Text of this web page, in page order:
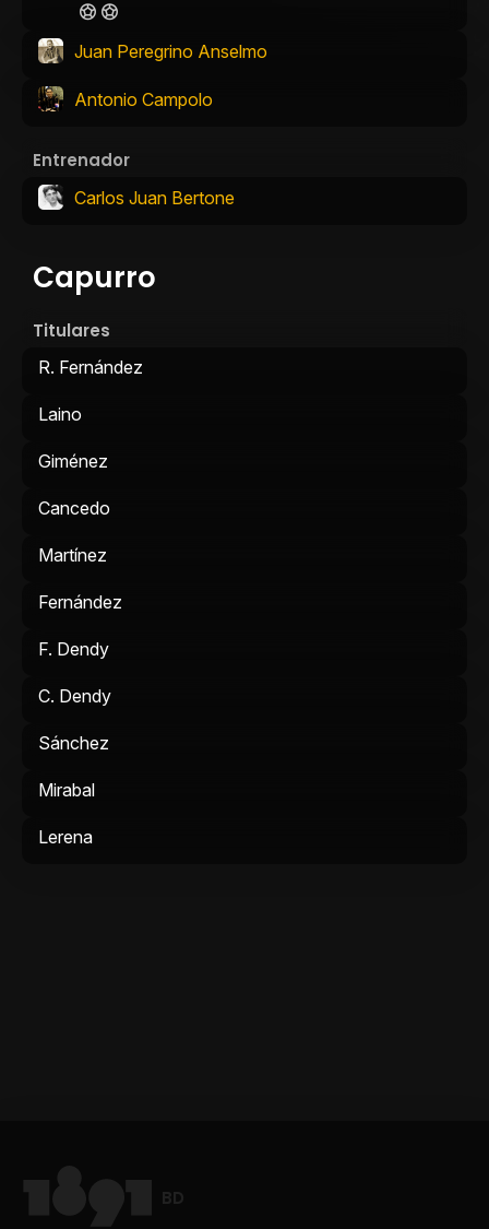
Juan Peregrino Anselmo
Antonio Campolo
Entrenador
Carlos Juan Bertone
Capurro
Titulares
R. Fernández
Laino
Giménez
Cancedo
Martínez
Fernández
F. Dendy
C. Dendy
Sánchez
Mirabal
Lerena
BD